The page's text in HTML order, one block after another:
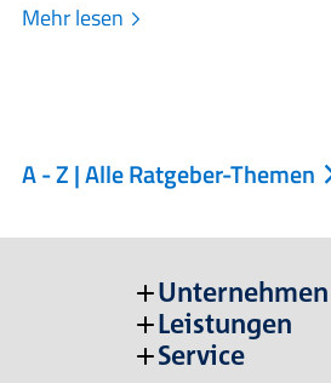
Mehr lesen
A - Z | Alle Ratgeber-Themen
Unternehmen
Leistungen
Service